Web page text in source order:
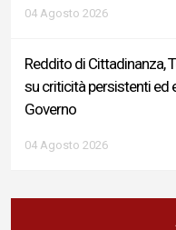
04 Agosto 2026
Reddito di Cittadinanza,
su criticità persistenti ed
Governo
04 Agosto 2026
Sigismondi, Liris e
Ministro Roccella e alla